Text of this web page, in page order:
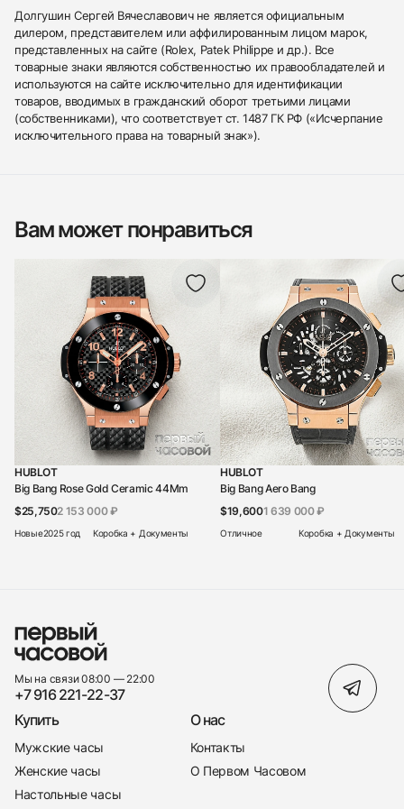
Долгушин Сергей Вячеславович не является официальным
дилером, представителем или аффилированным лицом марок,
представленных на сайте (Rolex, Patek Philippe и др.). Все
товарные знаки являются собственностью их правообладателей и
используются на сайте исключительно для идентификации
товаров, вводимых в гражданский оборот третьими лицами
(собственниками), что соответствует ст. 1487 ГК РФ («Исчерпание
исключительного права на товарный знак»).
Вам может понравиться
HUBLOT
Big Bang Rose Gold Ceramic 44Mm
$25,7502 153 000 ₽
Новые2025 год Коробка + Документы
HUBLOT
Big Bang Aero Bang
$19,6001 639 000 ₽
Отличное Коробка + Документы
Мы на связи 08:00 — 22:00
+7 916 221-22-37
Купить
Мужские часы
Женские часы
Настольные часы
О нас
Контакты
О Первом Часовом